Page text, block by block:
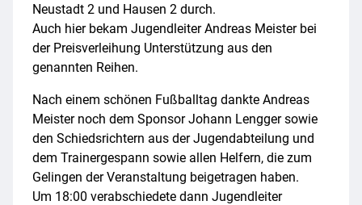
Neustadt 2 und Hausen 2 durch.
Auch hier bekam Jugendleiter Andreas Meister bei
der Preisverleihung Unterstützung aus den
genannten Reihen.
Nach einem schönen Fußballtag dankte Andreas
Meister noch dem Sponsor Johann Lengger sowie
den Schiedsrichtern aus der Jugendabteilung und
dem Trainergespann sowie allen Helfern, die zum
Gelingen der Veranstaltung beigetragen haben.
Um 18:00 verabschiedete dann Jugendleiter